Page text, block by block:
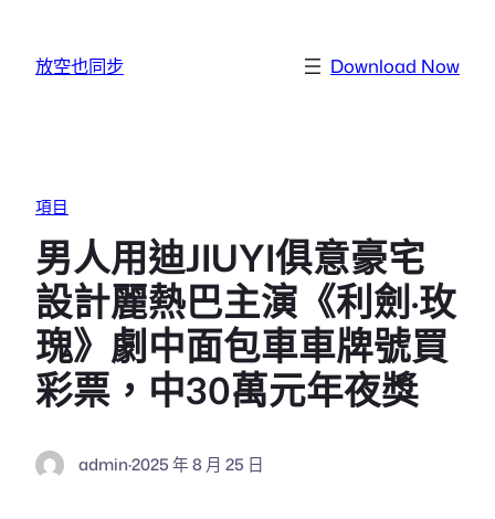
放空也同步 Download Now
項目
男人用迪JIUYI俱意豪宅
設計麗熱巴主演《利劍·玫
瑰》劇中面包車車牌號買
彩票，中30萬元年夜獎
admin·2025 年 8 月 25 日